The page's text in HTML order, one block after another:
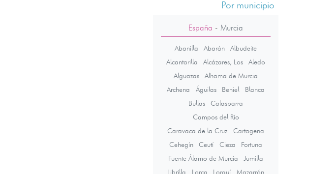
Por municipio
España - Murcia
Abanilla Abarán
Albudeite
Alcantarilla
Alcázares, Los
Aledo
Alguazas
Alhama de Murcia
Archena
Águilas Beniel
Blanca
Bullas
Calasparra
Campos del Río
Caravaca de la Cruz
Cartagena
Cehegín
Ceutí Cieza
Fortuna
Fuente Álamo de Murcia
Jumilla
Librilla
Lorca Lorquí
Mazarrón